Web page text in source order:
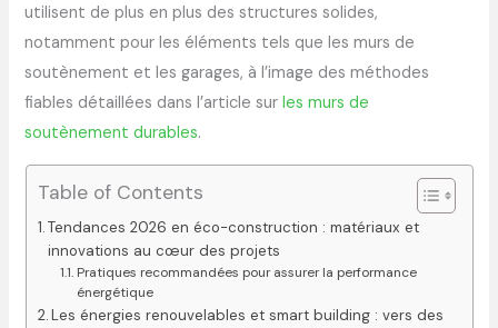
utilisent de plus en plus des structures solides,
notamment pour les éléments tels que les murs de
soutènement et les garages, à l’image des méthodes
fiables détaillées dans l’article surles murs de
soutènement durables.
Table of Contents
Tendances 2026 en éco-construction : matériaux et
innovations au cœur des projets
Pratiques recommandées pour assurer la performance
énergétique
Les énergies renouvelables et smart building : vers des